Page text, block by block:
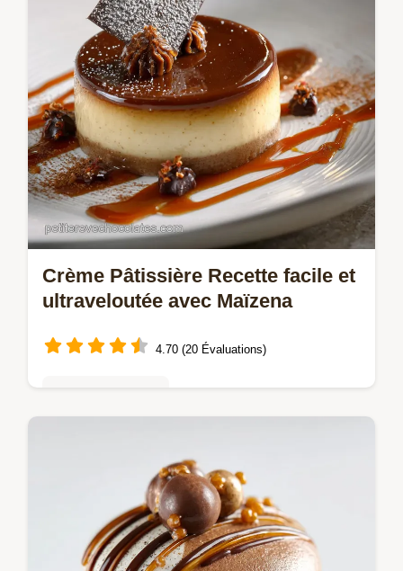
Crème Pâtissière Recette facile et
ultraveloutée avec Maïzena
4.70 (20 Évaluations)
Cette recette facile à la Maïzena garantit
une texture incroyablement épaisse et
veloutée Parfaite pour les…